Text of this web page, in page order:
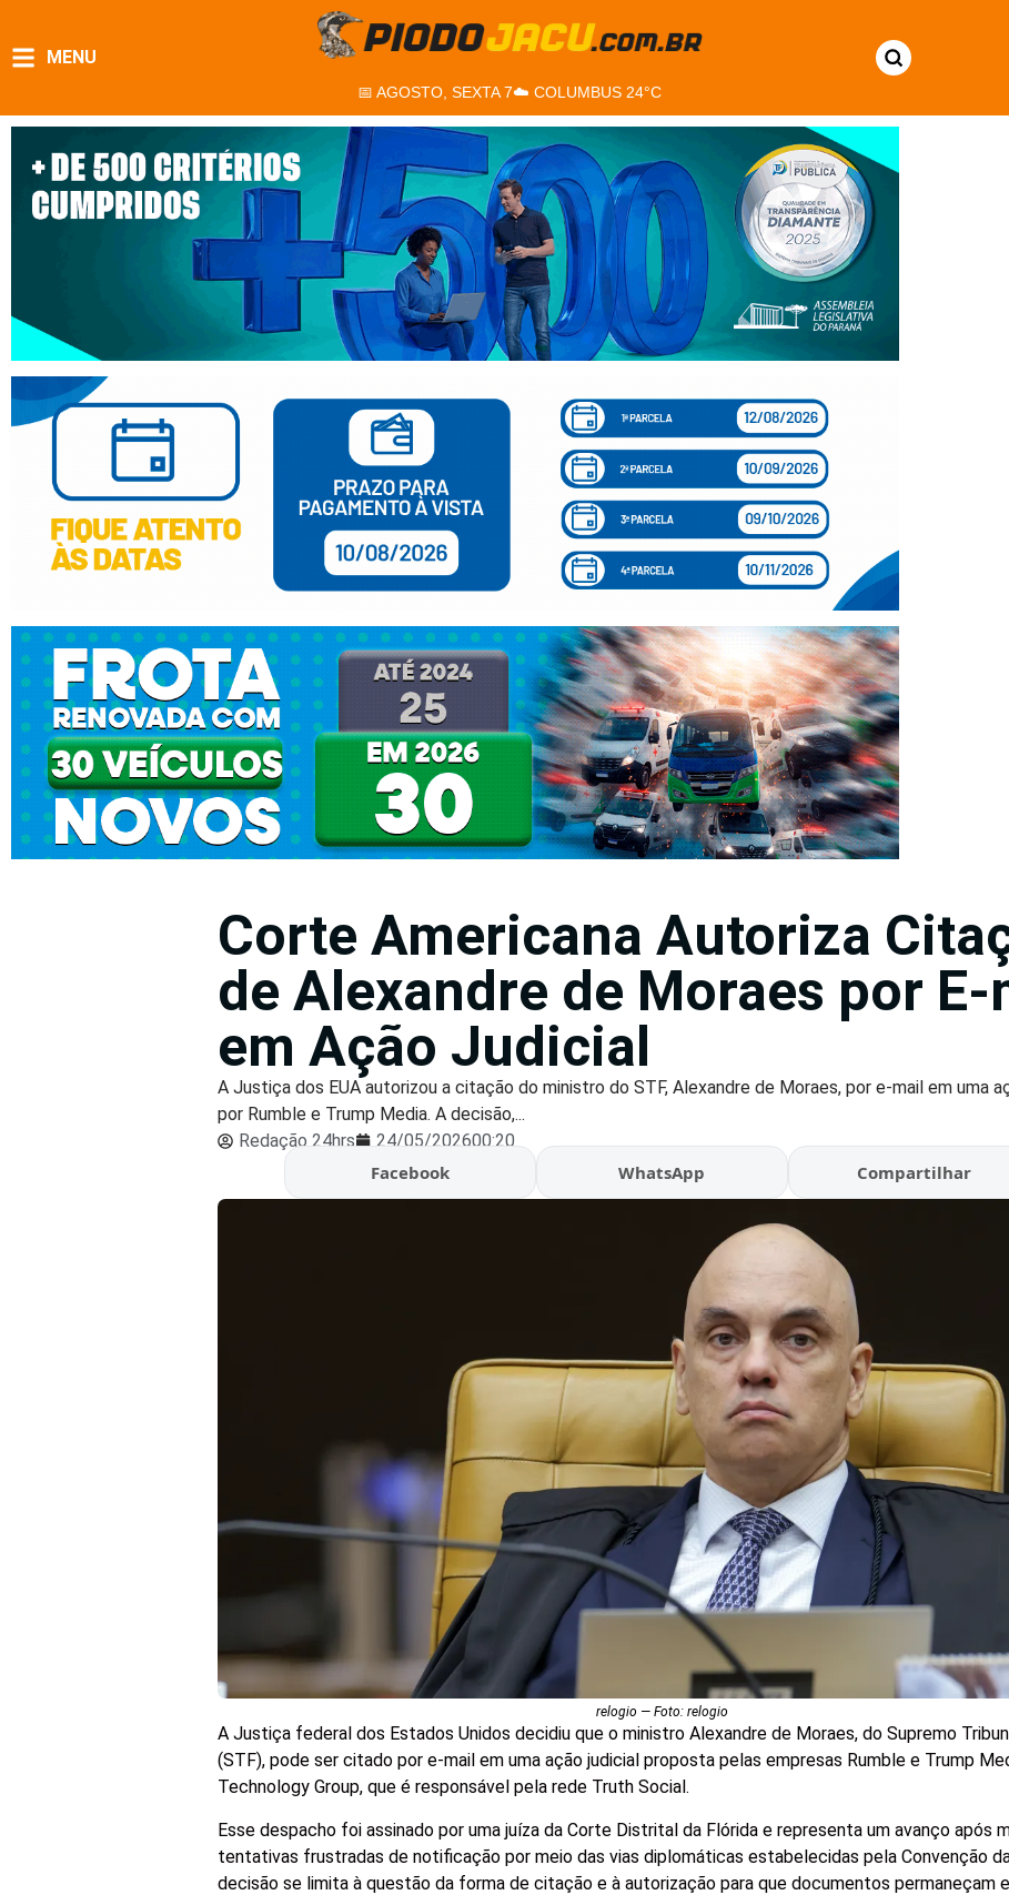
MENU
📅 AGOSTO, SEXTA 7☁️ COLUMBUS 24°C
Corte Americana Autoriza
de Alexandre de Moraes por E-
em Ação Judicial
A Justiça dos EUA autorizou a citação do ministro do STF, Alexandre de Moraes, por e-mail em uma
por Rumble e Trump Media. A decisão,...
Redação 24hrs
24/05/202600:20
Facebook WhatsApp Compartilhar
relogio — Foto: relogio
A Justiça federal dos Estados Unidos decidiu que o ministro Alexandre de Moraes, do Supremo
(STF), pode ser citado por e-mail em uma ação judicial proposta pelas empresas Rumble e Trump
Technology Group, que é responsável pela rede Truth Social.
Esse despacho foi assinado por uma juíza da Corte Distrital da Flórida e representa um avanço após
tentativas frustradas de notificação por meio das vias diplomáticas estabelecidas pela Convenção
decisão se limita à questão da forma de citação e à autorização para que documentos permaneçam